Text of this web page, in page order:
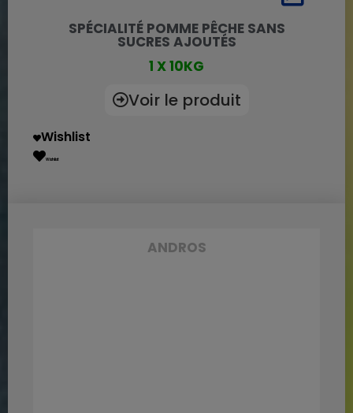
SPÉCIALITÉ POMME PÊCHE SANS
SUCRES AJOUTÉS
1 X 10KG
Voir le produit
Wishlist
Wishlist
ANDROS